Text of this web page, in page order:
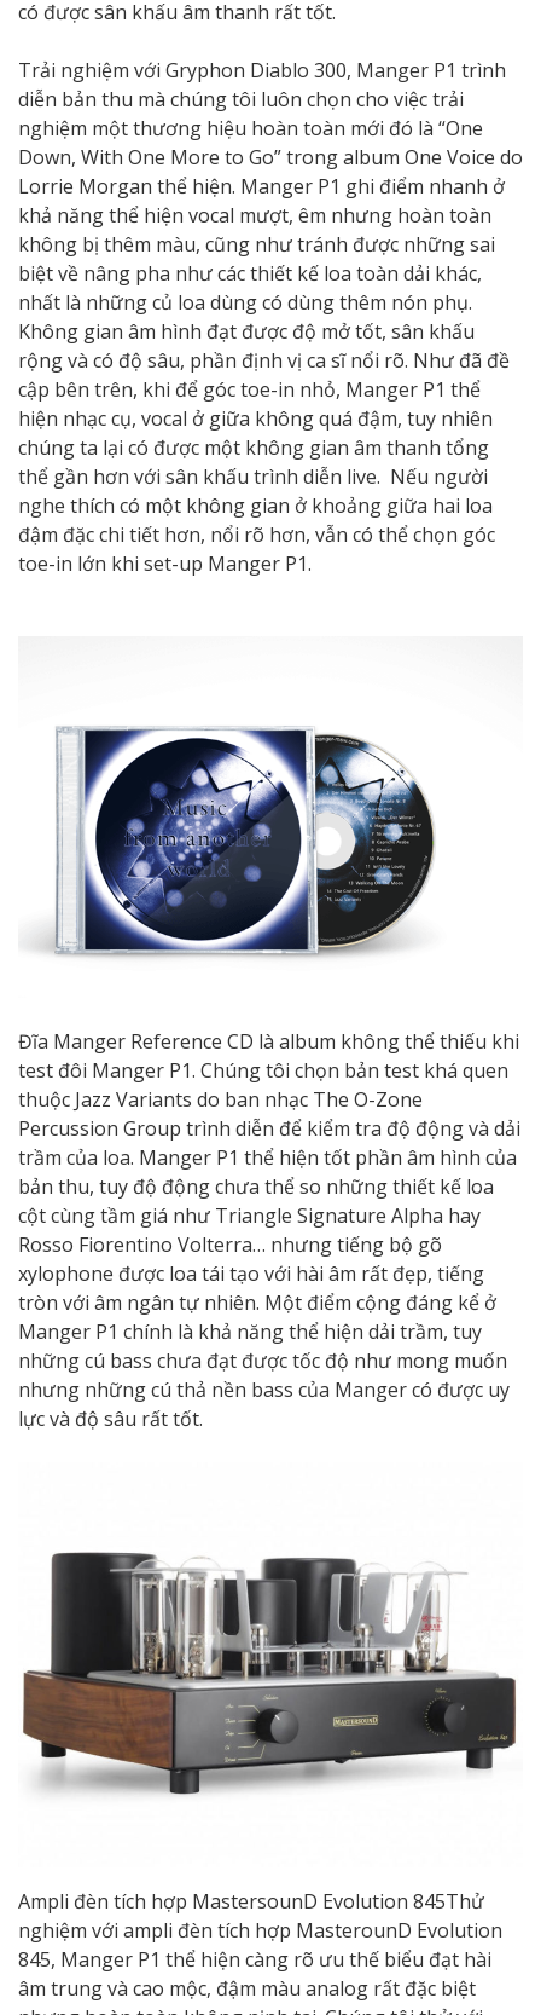
có được sân khấu âm thanh rất tốt.
Trải nghiệm với Gryphon Diablo 300, Manger P1 trình
diễn bản thu mà chúng tôi luôn chọn cho việc trải
nghiệm một thương hiệu hoàn toàn mới đó là “One
Down, With One More to Go” trong album One Voice do
Lorrie Morgan thể hiện. Manger P1 ghi điểm nhanh ở
khả năng thể hiện vocal mượt, êm nhưng hoàn toàn
không bị thêm màu, cũng như tránh được những sai
biệt về nâng pha như các thiết kế loa toàn dải khác,
nhất là những củ loa dùng có dùng thêm nón phụ.
Không gian âm hình đạt được độ mở tốt, sân khấu
rộng và có độ sâu, phần định vị ca sĩ nổi rõ. Như đã đề
cập bên trên, khi để góc toe-in nhỏ, Manger P1 thể
hiện nhạc cụ, vocal ở giữa không quá đậm, tuy nhiên
chúng ta lại có được một không gian âm thanh tổng
thể gần hơn với sân khấu trình diễn live. Nếu người
nghe thích có một không gian ở khoảng giữa hai loa
đậm đặc chi tiết hơn, nổi rõ hơn, vẫn có thể chọn góc
toe-in lớn khi set-up Manger P1.
Đĩa Manger Reference CD là album không thể thiếu khi
test đôi Manger P1. Chúng tôi chọn bản test khá quen
thuộc Jazz Variants do ban nhạc The O-Zone
Percussion Group trình diễn để kiểm tra độ động và dải
trầm của loa. Manger P1 thể hiện tốt phần âm hình của
bản thu, tuy độ động chưa thể so những thiết kế loa
cột cùng tầm giá như Triangle Signature Alpha hay
Rosso Fiorentino Volterra… nhưng tiếng bộ gõ
xylophone được loa tái tạo với hài âm rất đẹp, tiếng
tròn với âm ngân tự nhiên. Một điểm cộng đáng kể ở
Manger P1 chính là khả năng thể hiện dải trầm, tuy
những cú bass chưa đạt được tốc độ như mong muốn
nhưng những cú thả nền bass của Manger có được uy
lực và độ sâu rất tốt.
Ampli đèn tích hợp MastersounD Evolution 845Thử
nghiệm với ampli đèn tích hợp MasterounD Evolution
845, Manger P1 thể hiện càng rõ ưu thế biểu đạt hài
âm trung và cao mộc, đậm màu analog rất đặc biệt